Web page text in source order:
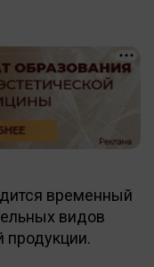
временный
видов